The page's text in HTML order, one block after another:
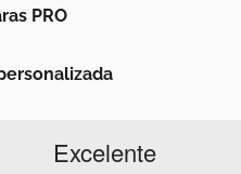
PRO
Excelente